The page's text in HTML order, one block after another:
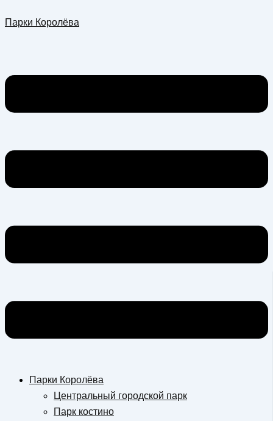
к
Парки Королёва
Парки Королёва
Центральный городской парк
Парк костино